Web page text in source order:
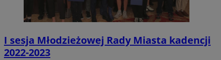
I sesja Młodzieżowej Rady Miasta kadencji
2022-2023